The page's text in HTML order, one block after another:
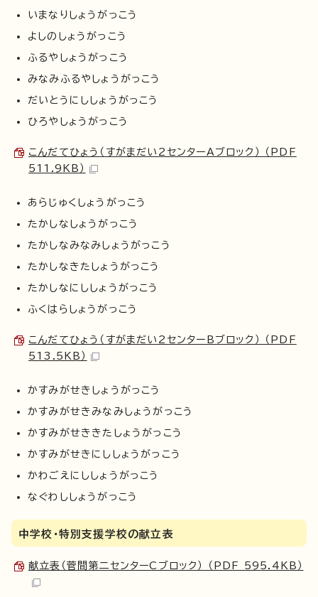
いまなりしょうがっこう
よしのしょうがっこう
ふるやしょうがっこう
みなみふるやしょうがっこう
だいとうにししょうがっこう
ひろやしょうがっこう
こんだてひょう（すがまだい2センターAブロック） （PDF
511.9KB）
あらじゅくしょうがっこう
たかしなしょうがっこう
たかしなみなみしょうがっこう
たかしなきたしょうがっこう
たかしなにししょうがっこう
ふくはらしょうがっこう
こんだてひょう（すがまだい2センターBブロック） （PDF
513.5KB）
かすみがせきしょうがっこう
かすみがせきみなみしょうがっこう
かすみがせききたしょうがっこう
かすみがせきにししょうがっこう
かわごえにししょうがっこう
なぐわししょうがっこう
中学校・特別支援学校の献立表
献立表（菅間第二センターCブロック） （PDF 595.4KB）